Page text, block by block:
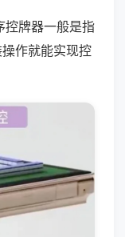
控牌器一般是指
作就能实现控